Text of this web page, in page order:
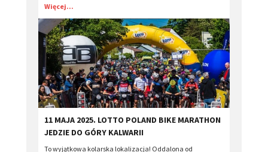
Więcej...
​11 MAJA 2025. LOTTO POLAND BIKE MARATHON
JEDZIE DO GÓRY KALWARII
To wyjątkowa kolarska lokalizacja! Oddalona od